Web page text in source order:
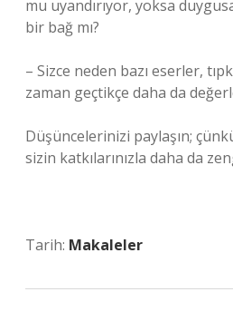
mu uyandırıyor, yoksa
bir bağ mı?
– Sizce neden bazı eserler,
zaman geçtikçe daha da
Düşüncelerinizi paylaşın;
sizin katkılarınızla daha da
Tarih: Makaleler